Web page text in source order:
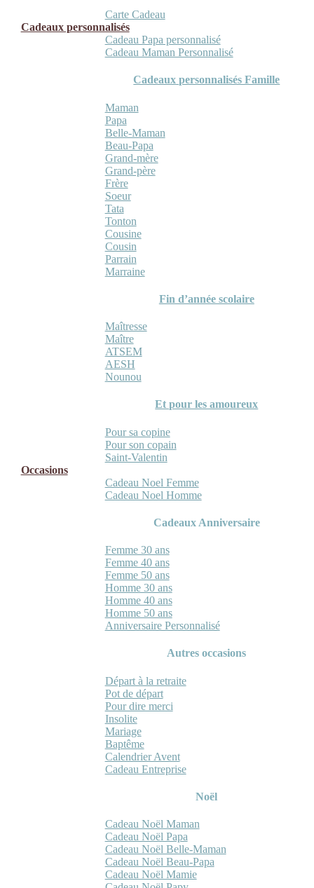
Carte Cadeau
Cadeaux personnalisés
Cadeau Papa personnalisé
Cadeau Maman Personnalisé
Cadeaux personnalisés Famille
Maman
Papa
Belle-Maman
Beau-Papa
Grand-mère
Grand-père
Frère
Soeur
Tata
Tonton
Cousine
Cousin
Parrain
Marraine
Fin d’année scolaire
Maîtresse
Maître
ATSEM
AESH
Nounou
Et pour les amoureux
Pour sa copine
Pour son copain
Saint-Valentin
Occasions
Cadeau Noel Femme
Cadeau Noel Homme
Cadeaux Anniversaire
Femme 30 ans
Femme 40 ans
Femme 50 ans
Homme 30 ans
Homme 40 ans
Homme 50 ans
Anniversaire Personnalisé
Autres occasions
Départ à la retraite
Pot de départ
Pour dire merci
Insolite
Mariage
Baptême
Calendrier Avent
Cadeau Entreprise
Noël
Cadeau Noël Maman
Cadeau Noël Papa
Cadeau Noël Belle-Maman
Cadeau Noël Beau-Papa
Cadeau Noël Mamie